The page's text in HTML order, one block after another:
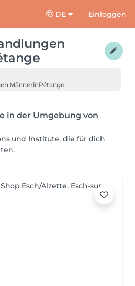
DE Einloggen
MännerinPétange
in der Umgebung von
und Institute, die für dich